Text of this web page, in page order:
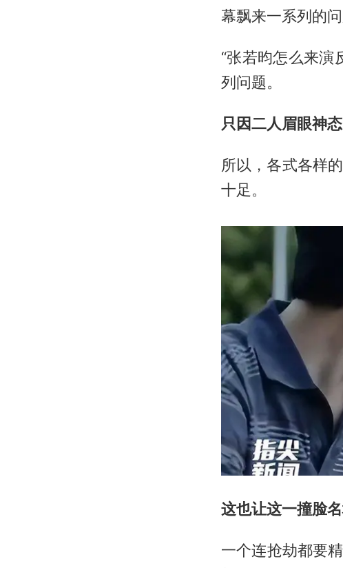
幕飘来一系列的问
“张若昀怎么来演
列问题。
只因二人眉眼神
所以，各式各样
十足。
这也让这一撞脸
一个连抢劫都要